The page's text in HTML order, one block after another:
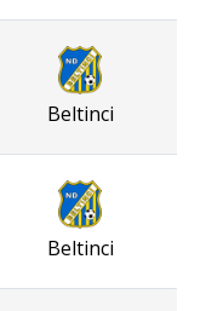
Beltinci
Beltinci